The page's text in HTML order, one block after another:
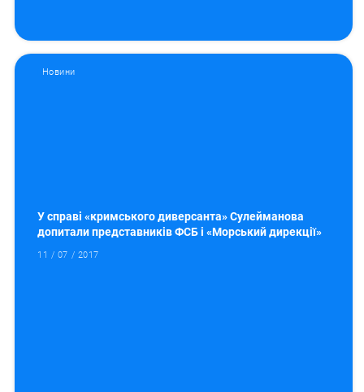
Новини
У справі «кримського диверсанта» Сулейманова
допитали представників ФСБ і «Морський дирекції»
11 / 07 / 2017